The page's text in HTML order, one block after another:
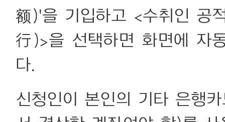
额)'을 기입하고 <수취인 공
行)>을 선택하면 화면에 자
다.
신청인이 본인의 기타 은행